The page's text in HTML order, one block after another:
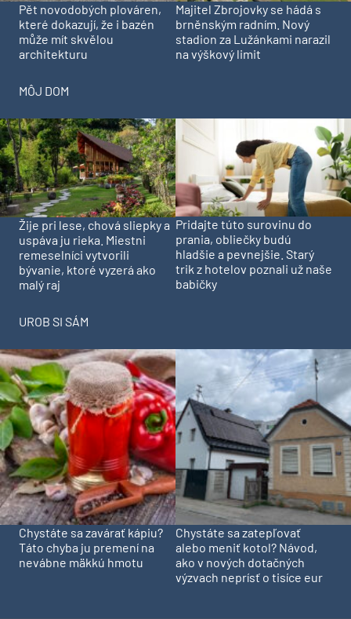
Pět novodobých plováren,
které dokazují, že i bazén
může mít skvělou
architekturu
Majitel Zbrojovky se hádá s
brněnským radním. Nový
stadion za Lužánkami narazil
na výškový limit
MÔJ DOM
Žije pri lese, chová sliepky a
uspáva ju rieka. Miestni
remeselníci vytvorili
bývanie, ktoré vyzerá ako
malý raj
Pridajte túto surovinu do
prania, obliečky budú
hladšie a pevnejšie. Starý
trik z hotelov poznali už naše
babičky
UROB SI SÁM
Chystáte sa zavárať kápiu?
Táto chyba ju premení na
nevábne mäkkú hmotu
Chystáte sa zatepľovať
alebo meniť kotol? Návod,
ako v nových dotačných
výzvach neprísť o tisíce eur